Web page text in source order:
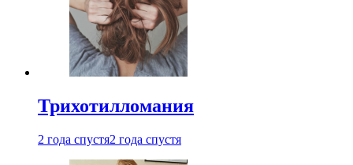
Трихотилломания
2 года спустя2 года спустя